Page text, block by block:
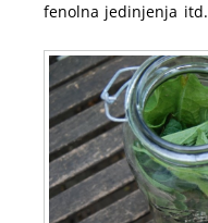
fenolna jedinjenja itd.